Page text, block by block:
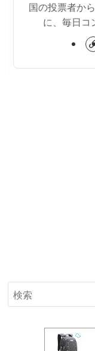
国の投票者か
に、毎日コ